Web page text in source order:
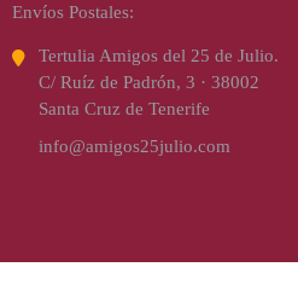
Envíos Postales:
Tertulia Amigos del 25 de Julio.
C/ Ruíz de Padrón, 3 · 38002
Santa Cruz de Tenerife
info@amigos25julio.com